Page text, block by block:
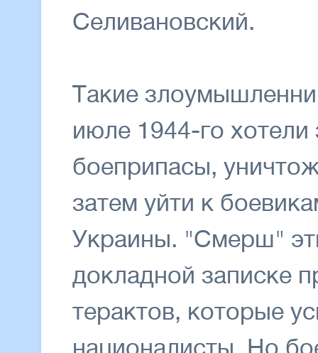
Селивановский.
Такие
июле 1944-го хотели
боеприпасы,
затем уйти к
Украины. "Смерш"
докладной записке
терактов, которые